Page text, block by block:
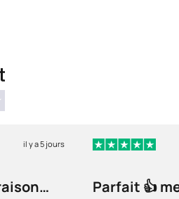
il y a 5 jours
Parfait 👍